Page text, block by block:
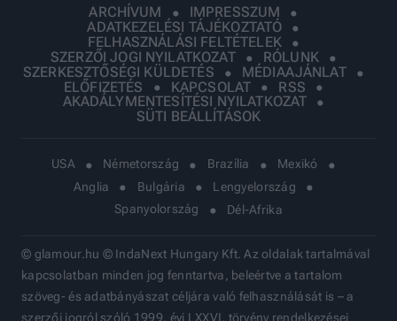
ARCHÍVUM
IMPRESSZUM
ADATKEZELÉSI TÁJÉKOZTATÓ
FELHASZNÁLÁSI FELTÉTELEK
SZERZŐI JOGI NYILATKOZAT
RÓLUNK
SZERKESZTŐSÉGI KÜLDETÉS
MÉDIAAJÁNLAT
ELŐFIZETÉS
KAPCSOLAT
RSS
AKADÁLYMENTESÍTÉSI NYILATKOZAT
SÜTI BEÁLLÍTÁSOK
USA Németország Brazília
Mexikó
Anglia
Bulgária
Lengyelország
Spanyolország
Dél-Afrika
© glamour.hu © IndaNext Hungary Kft. Az oldalak tartalmával
kapcsolatban minden jog fenntartva, beleértve a tartalom
szöveg- és adatbányászat céljára való felhasználását is – a
szerzői jogról szóló 1999. évi LXXVI. törvény rendelkezései